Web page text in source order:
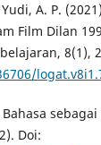
A. P.
Film Dilan
8(1),
Bahasa
Doi: